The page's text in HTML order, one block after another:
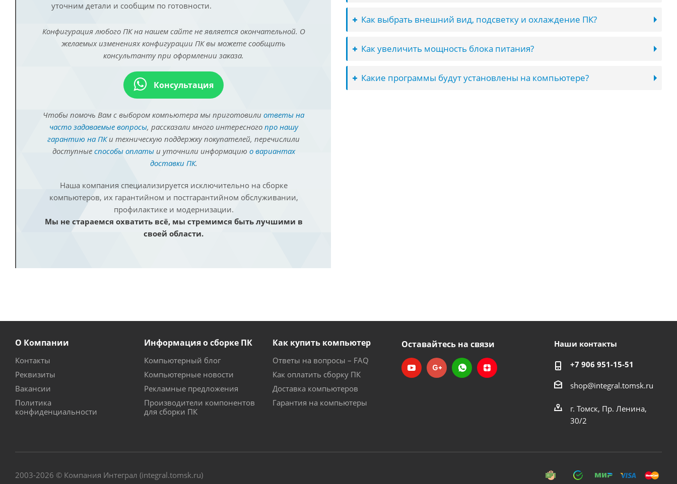
уточним детали и сообщим по готовности.
Конфигурация любого ПК на нашем сайте не является окончательной. О
желаемых изменениях конфигурации ПК вы можете сообщить
консультанту при оформлении заказа.
Консультация
Чтобы помочь Вам с выбором компьютера мы приготовили ответы на
часто задаваемые вопросы, рассказали много интересного про нашу
гарантию на ПКи техническую поддержку покупателей, перечислили
доступные способы оплатыи уточнили информацию о вариантах
доставки ПК.
Наша компания специализируется исключительно на сборке
компьютеров, их гарантийном и постгарантийном обслуживании,
профилактике и модернизации.
Мы не стараемся охватить всё, мы стремимся быть лучшими в
своей области.
Как выбрать внешний вид, подсветку и охлаждение ПК?
Как увеличить мощность блока питания?
Какие программы будут установлены на компьютере?
О Компании
Контакты
Реквизиты
Вакансии
Политика
конфиденциальности
Информация о сборке ПК
Компьютерный блог
Компьютерные новости
Рекламные предложения
Производители компонентов
для сборки ПК
Как купить компьютер
Ответы на вопросы – FAQ
Как оплатить сборку ПК
Доставка компьютеров
Гарантия на компьютеры
Оставайтесь на связи Наши контакты
+7 906 951-15-51
shop@integral.tomsk.ru
г. Томск, Пр. Ленина,
30/2
2003-2026 © Компания Интеграл (integral.tomsk.ru)